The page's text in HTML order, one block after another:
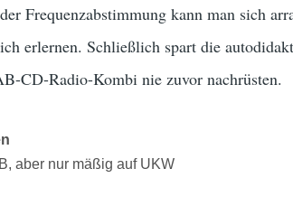
Frequenzabstimmung kann man sich
erlernen. Schließlich spart die
CD-Radio-Kombi nie zuvor nachrüsten.
aber nur mäßig auf UKW